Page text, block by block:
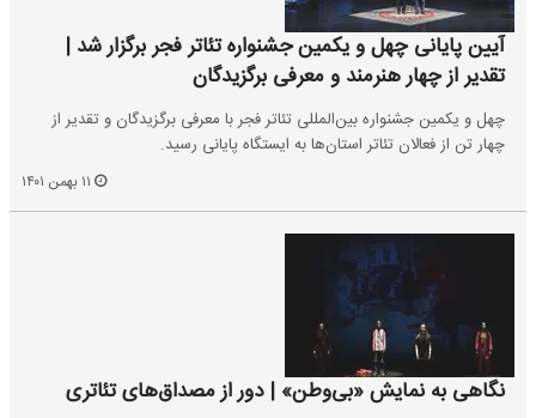
آیین پایانی چهل و یکمین جشنواره تئاتر فجر برگزار شد |
تقدیر از چهار هنرمند و معرفی برگزیدگان
چهل و یکمین جشنواره بین‌المللی تئاتر فجر با معرفی برگزیدگان و تقدیر از
چهار تن از فعالان تئاتر استان‌ها به ایستگاه پایانی رسید.
نگاهی به نمایش «بی‌وطن» | دور از مصداق‌های تئاتری